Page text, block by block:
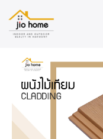
Skip
to
content
ผนัง
เทียม
1.4x9.5x300
ซม.
ชิ้น